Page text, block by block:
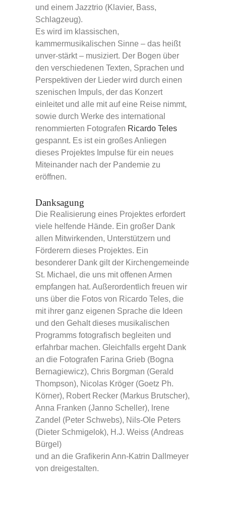
und einem Jazztrio (Klavier, Bass,
Schlagzeug).
Es wird im klassischen,
kammermusikalischen Sinne – das heißt
unver-stärkt – musiziert. Der Bogen über
den verschiedenen Texten, Sprachen und
Perspektiven der Lieder wird durch einen
szenischen Impuls, der das Konzert
einleitet und alle mit auf eine Reise nimmt,
sowie durch Werke des international
renommierten Fotografen Ricardo Teles
gespannt. Es ist ein großes Anliegen
dieses Projektes Impulse für ein neues
Miteinander nach der Pandemie zu
eröffnen.
Danksagung
Die Realisierung eines Projektes erfordert
viele helfende Hände. Ein großer Dank
allen Mitwirkenden, Unterstützern und
Förderern dieses Projektes. Ein
besonderer Dank gilt der Kirchengemeinde
St. Michael, die uns mit offenen Armen
empfangen hat. Außerordentlich freuen wir
uns über die Fotos von Ricardo Teles, die
mit ihrer ganz eigenen Sprache die Ideen
und den Gehalt dieses musikalischen
Programms fotografisch begleiten und
erfahrbar machen. Gleichfalls ergeht Dank
an die Fotografen Farina Grieb (Bogna
Bernagiewicz), Chris Borgman (Gerald
Thompson), Nicolas Kröger (Goetz Ph.
Körner), Robert Recker (Markus Brutscher),
Anna Franken (Janno Scheller), lrene
Zandel (Peter Schwebs), Nils-Ole Peters
(Dieter Schmigelok), H.J. Weiss (Andreas
Bürgel)
und an die Grafikerin Ann-Katrin Dallmeyer
von dreigestalten.